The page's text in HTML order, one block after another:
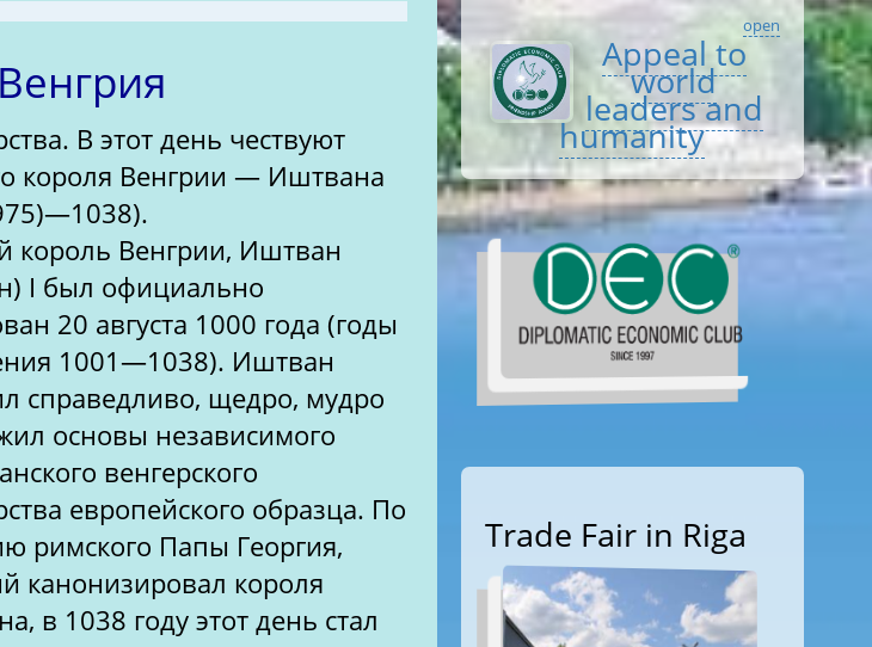
В этот день чествуют
короля Венгрии — Иштвана
король Венгрии, Иштван
I был официально
20 августа 1000 года (годы
1001—1038). Иштван
справедливо, щедро, мудро
основы независимого
венгерского
европейского образца. По
римского Папы Георгия,
канонизировал короля
в 1038 году этот день стал
open
Appeal to
world
leaders and
humanity
Trade Fair in Riga